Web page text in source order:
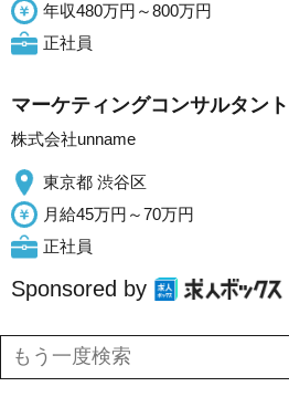
年収480万円～800万円
正社員
マーケティングコンサルタント
株式会社unname
東京都 渋谷区
月給45万円～70万円
正社員
Sponsored by